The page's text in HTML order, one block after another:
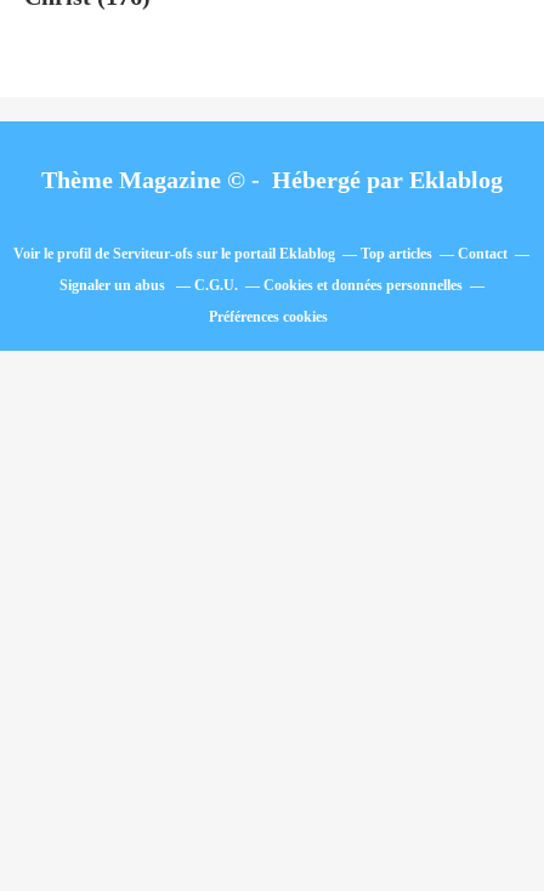
Thème Magazine © - Hébergé par Eklablog
Voir le profil deServiteur-ofs sur le portail Eklablog Top articles
Contact
Signaler un abus
C.G.U.
Cookies et données personnelles
Préférences cookies